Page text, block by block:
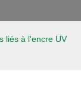
liés à l'encre UV